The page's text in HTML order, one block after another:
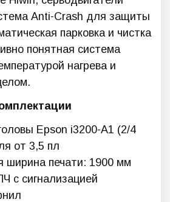
Anti-Crash для защиты
парковка и чистка
понятная система
нагрева и
Epson i3200-A1 (2/4
от 3,5 пл
ширина печати: 1900 мм
с сигнализацией